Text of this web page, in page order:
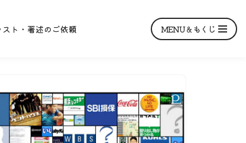
ト・著述のご依頼 MENU＆もくじ